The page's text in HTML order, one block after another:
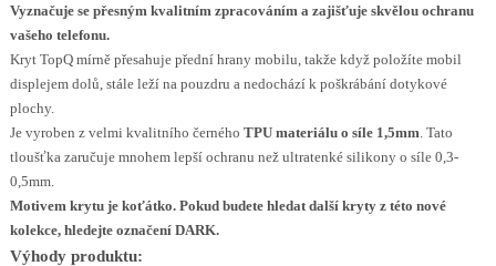
Vyznačuje se přesným kvalitním zpracováním a zajišťuje skvělou ochranu
vašeho telefonu.
Kryt TopQ mírně přesahuje přední hrany mobilu, takže když položíte mobil
displejem dolů, stále leží na pouzdru a nedochází k poškrábání dotykové
plochy.
Je vyroben z velmi kvalitního černého TPU materiálu o síle 1,5mm . Tato
tloušťka zaručuje mnohem lepší ochranu než ultratenké silikony o síle 0,3-
0,5mm.
Motivem krytu je koťátko. Pokud budete hledat další kryty z této nové
kolekce, hledejte označení DARK.
Výhody produktu: